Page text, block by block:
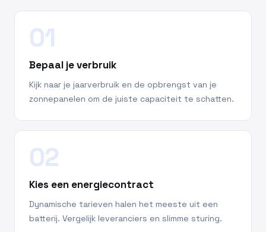
01
Bepaal je verbruik
Kijk naar je jaarverbruik en de opbrengst van je
zonnepanelen om de juiste capaciteit te schatten.
02
Kies een energiecontract
Dynamische tarieven halen het meeste uit een
batterij. Vergelijk leveranciers en slimme sturing.